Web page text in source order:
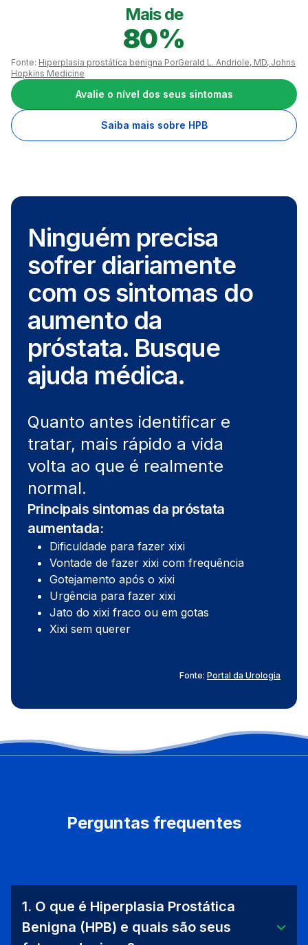
Mais de
80%
Fonte: Hiperplasia prostática benigna PorGerald L. Andriole, MD, Johns
Hopkins Medicine
Avalie o nível dos seus sintomas
Saiba mais sobre HPB
Ninguém precisa
sofrer diariamente
com os sintomas do
aumento da
próstata. Busque
ajuda médica.
Quanto antes identificar e
tratar, mais rápido a vida
volta ao que é realmente
normal.
Principais sintomas da próstata
aumentada:
Dificuldade para fazer xixi
Vontade de fazer xixi com frequência
Gotejamento após o xixi
Urgência para fazer xixi
Jato do xixi fraco ou em gotas
Xixi sem querer
Fonte: Portal da Urologia
Perguntas frequentes
1. O que é Hiperplasia Prostática
Benigna (HPB) e quais são seus